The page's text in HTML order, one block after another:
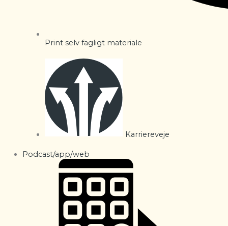
Print selv fagligt materiale
Karriereveje
Podcast/app/web